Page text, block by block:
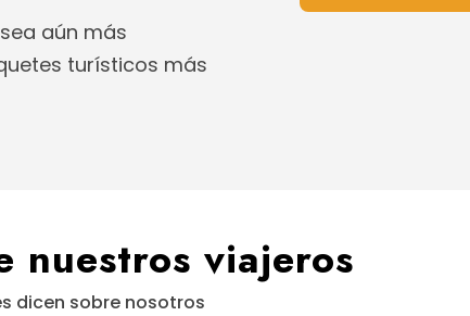
aún más
turísticos más
nuestros viajeros
dicen sobre nosotros